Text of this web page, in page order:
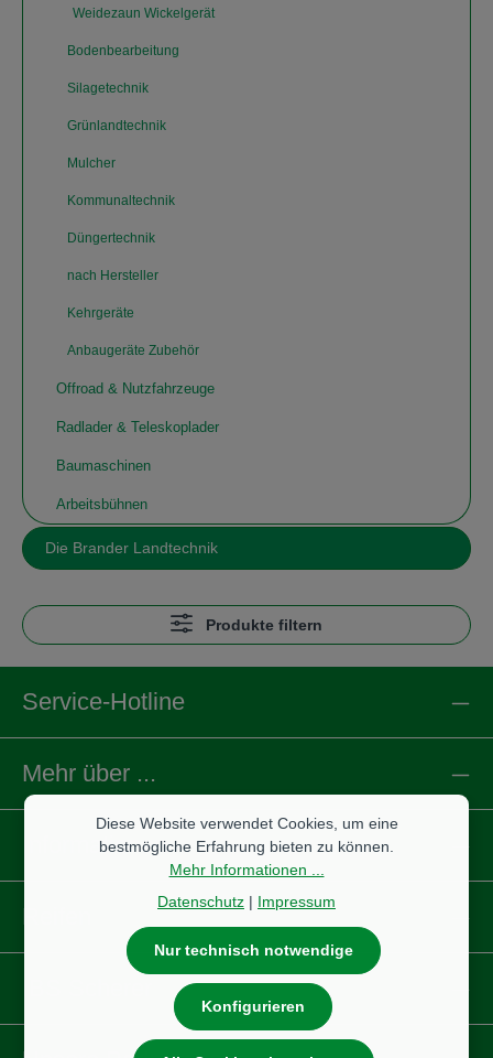
Weidezaun Wickelgerät
Bodenbearbeitung
Silagetechnik
Grünlandtechnik
Mulcher
Kommunaltechnik
Düngertechnik
nach Hersteller
Kehrgeräte
Anbaugeräte Zubehör
Offroad & Nutzfahrzeuge
Radlader & Teleskoplader
Baumaschinen
Arbeitsbühnen
Die Brander Landtechnik
Produkte filtern
Service-Hotline
Mehr über ...
Informationen
Diese Website verwendet Cookies, um eine
bestmögliche Erfahrung bieten zu können.
Mehr Informationen ...
Datenschutz | Impressum
Nur technisch notwendige
Konfigurieren